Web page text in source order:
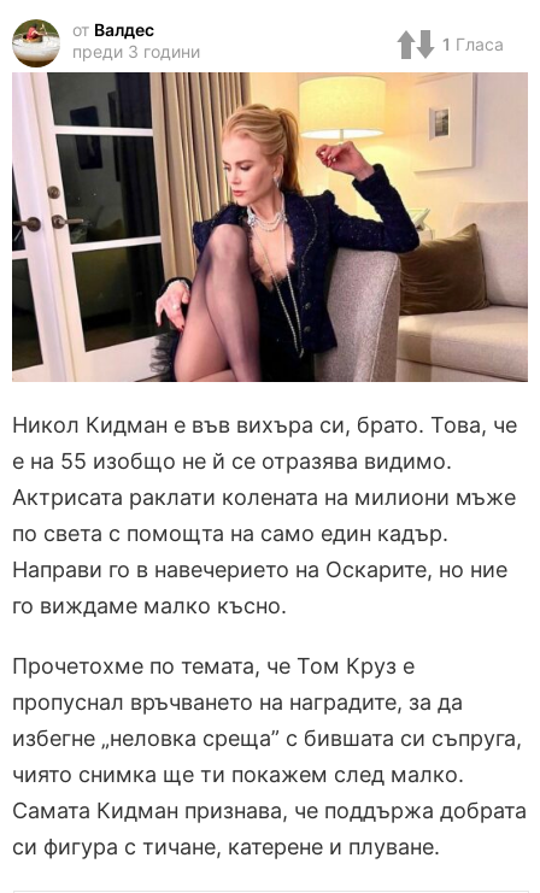
от Валдес
преди 3 години
1 Гласа
Никол Кидман е във вихъра си, брато. Това, че
е на 55 изобщо не й се отразява видимо.
Актрисата раклати колената на милиони мъже
по света с помощта на само един кадър.
Направи го в навечерието на Оскарите, но ние
го виждаме малко късно.
Прочетохме по темата, че Том Круз е
пропуснал връчването на наградите, за да
избегне „неловка среща” с бившата си съпруга,
чиято снимка ще ти покажем след малко.
Самата Кидман признава, че поддържа добрата
си фигура с тичане, катерене и плуване.